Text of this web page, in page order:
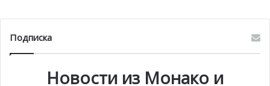
Подписка
Новости из Монако и